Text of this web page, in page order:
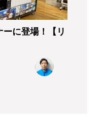
に登場！【リ